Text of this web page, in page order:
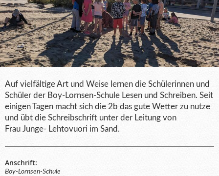
Auf vielfältige Art und Weise lernen die Schülerinnen und
Schüler der Boy-Lornsen-Schule Lesen und Schreiben. Seit
einigen Tagen macht sich die 2b das gute Wetter zu nutze
und übt die Schreibschrift unter der Leitung von
Frau Junge- Lehtovuori im Sand.
Anschrift:
Boy-Lornsen-Schule